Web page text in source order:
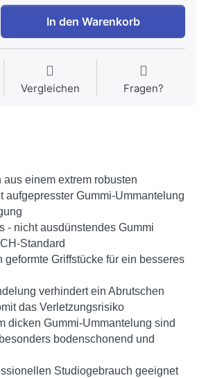
In den Warenkorb
Vergleichen Fragen?
aus einem extrem robusten
aufgepresster Gummi-Ummantelung
- nicht ausdünstendes Gummi
Standard
geformte Griffstücke für ein besseres
verhindert ein Abrutschen
das Verletzungsrisiko
dicken Gummi-Ummantelung sind
bodenschonend und
Studiogebrauch geeignet